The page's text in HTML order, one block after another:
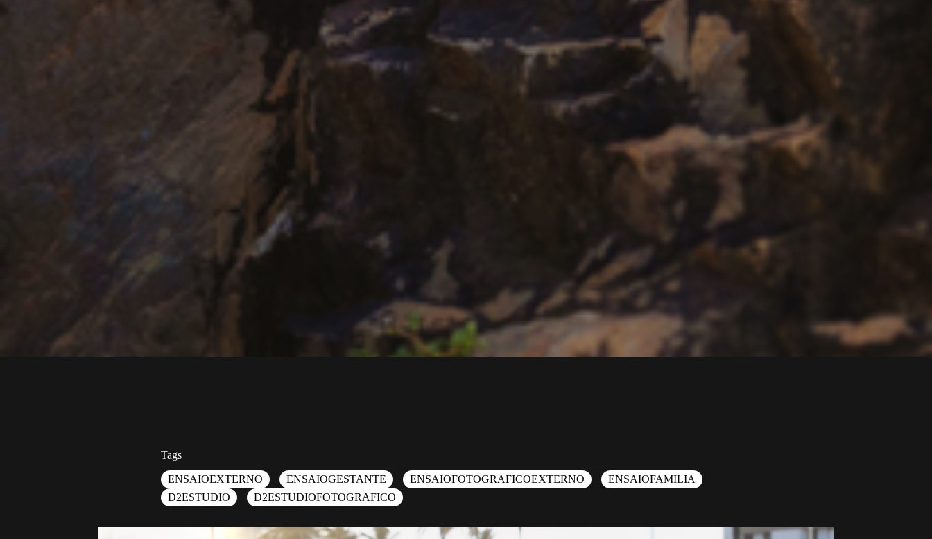
Tags
ENSAIOEXTERNO ENSAIOGESTANTE ENSAIOFOTOGRAFICOEXTERNO
ENSAIOFAMILIA
D2ESTUDIO
D2ESTUDIOFOTOGRAFICO